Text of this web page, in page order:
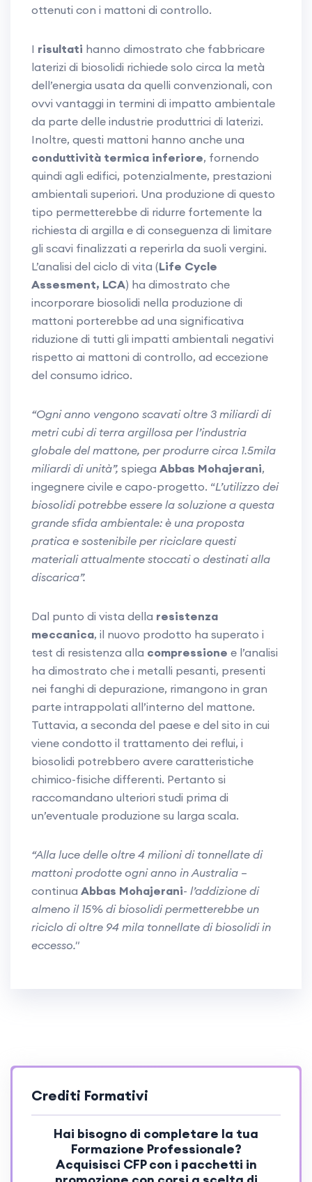
ottenuti con i mattoni di controllo.
I risultati hanno dimostrato che fabbricare
laterizi di biosolidi richiede solo circa la metà
dell’energia usata da quelli convenzionali, con
ovvi vantaggi in termini di impatto ambientale
da parte delle industrie produttrici di laterizi.
Inoltre, questi mattoni hanno anche una
conduttività termica inferiore, fornendo
quindi agli edifici, potenzialmente, prestazioni
ambientali superiori. Una produzione di questo
tipo permetterebbe di ridurre fortemente la
richiesta di argilla e di conseguenza di limitare
gli scavi finalizzati a reperirla da suoli vergini.
L’analisi del ciclo di vita (Life Cycle
Assesment, LCA) ha dimostrato che
incorporare biosolidi nella produzione di
mattoni porterebbe ad una significativa
riduzione di tutti gli impatti ambientali negativi
rispetto ai mattoni di controllo, ad eccezione
del consumo idrico.
“Ogni anno vengono scavati oltre 3 miliardi di
metri cubi di terra argillosa per l’industria
globale del mattone, per produrre circa 1.5mila
miliardi di unità”, spiega Abbas Mohajerani,
ingegnere civile e capo-progetto. “L’utilizzo dei
biosolidi potrebbe essere la soluzione a questa
grande sfida ambientale: è una proposta
pratica e sostenibile per riciclare questi
materiali attualmente stoccati o destinati alla
discarica”.
Dal punto di vista della resistenza
meccanica, il nuovo prodotto ha superato i
test di resistenza alla compressione e l’analisi
ha dimostrato che i metalli pesanti, presenti
nei fanghi di depurazione, rimangono in gran
parte intrappolati all’interno del mattone.
Tuttavia, a seconda del paese e del sito in cui
viene condotto il trattamento dei reflui, i
biosolidi potrebbero avere caratteristiche
chimico-fisiche differenti. Pertanto si
raccomandano ulteriori studi prima di
un’eventuale produzione su larga scala.
“Alla luce delle oltre 4 milioni di tonnellate di
mattoni prodotte ogni anno in Australia –
continua Abbas Mohajerani- l’addizione di
almeno il 15% di biosolidi permetterebbe un
riciclo di oltre 94 mila tonnellate di biosolidi in
eccesso."
Crediti Formativi
Hai bisogno di completare la tua
Formazione Professionale?
Acquisisci CFPcon i pacchetti in